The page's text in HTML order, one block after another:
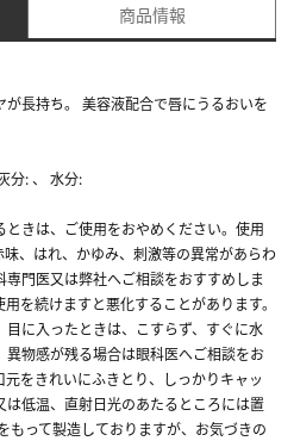
商品情報
長持ち。 美容液配合で唇にうるおいを
分: 、 水分:
きは、ご使用をおやめください。使用
、はれ、かゆみ、刺激等の異常があらわ
門医又は弊社へご相談をおすすめしま
を続けますと悪化することがあります。
に入ったときは、こすらず、すぐに水
物感が残る場合は眼科医へご相談をお
をきれいにふきとり、しっかりキャッ
低温、直射日光のあたるところには置
もって製造しておりますが、お気づきの